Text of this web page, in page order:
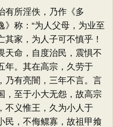
所淫佚，乃作《多
》称：“为人父母，为业至
家，为人子可不慎乎！
天命，自度治民，震惧不
年。其在高宗，久劳于
乃有亮闇，三年不言。言
，至于小大无怨，故高宗
不义惟王，久为小人于
民，不侮鳏寡，故祖甲飨